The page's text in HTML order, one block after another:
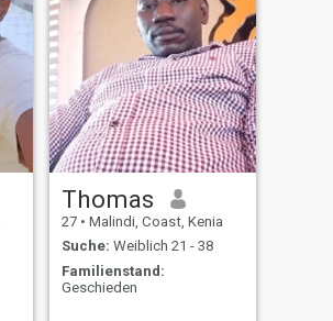
Thomas
27 • Malindi, Coast, Kenia
Suche: Weiblich 21 - 38
Familienstand:
Geschieden